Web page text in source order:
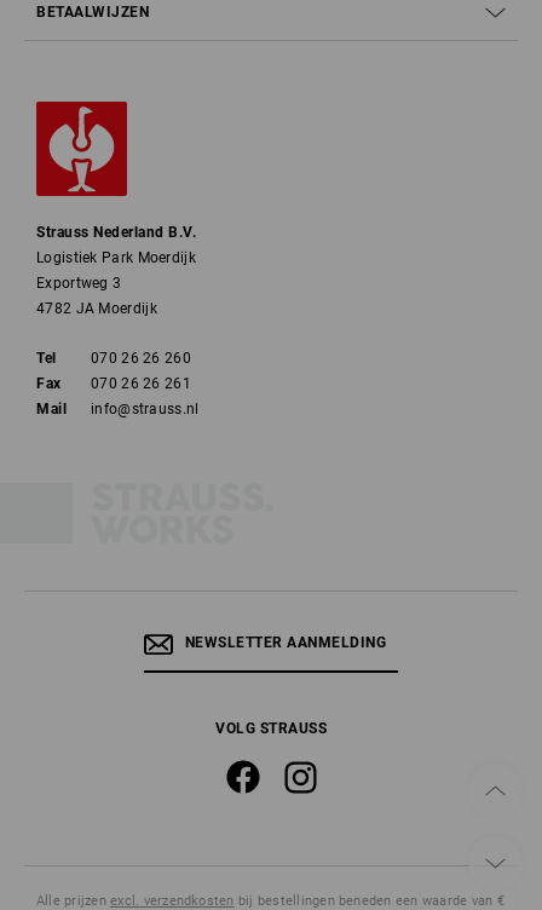
BETAALWIJZEN
Strauss Nederland B.V.
Logistiek Park Moerdijk
Exportweg 3
4782 JA Moerdijk
Tel
070 26 26 260
Fax
070 26 26 261
Mail
info@strauss.nl
NEWSLETTER AANMELDING
VOLG STRAUSS
Alle prijzenexcl. verzendkosten bij bestellingen beneden een waarde van €